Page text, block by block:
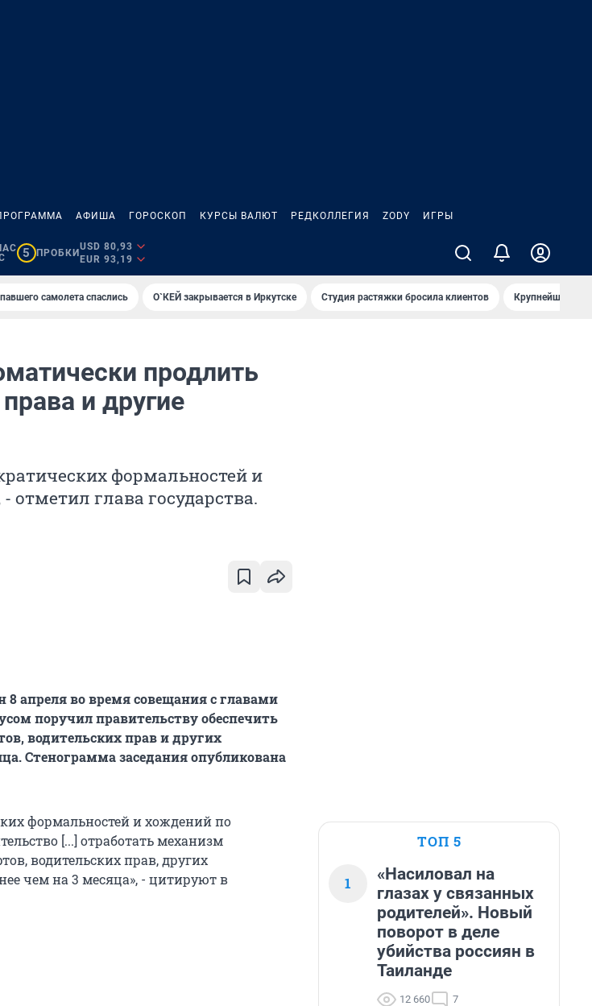
АФИША ГОРОСКОП КУРСЫ ВАЛЮТ РЕДКОЛЛЕГИЯ ZODY ИГРЫ
5 ПРОБКИ
USD 80,93
EUR 93,19
самолета спаслись О`КЕЙ закрывается в Иркутске Студия растяжки бросила клиентов Крупнейшие
продлить
и другие
формальностей и
глава государства.
апреля во время совещания с главами
поручил правительству обеспечить
водительских прав и других
Стенограмма заседания опубликована
формальностей и хождений по
[...] отработать механизм
водительских прав, других
чем на 3 месяца», - цитируют в
ТОП 5
1
«Насиловал на
глазах у связанных
родителей». Новый
поворот в деле
убийства россиян в
Таиланде
12 660 7